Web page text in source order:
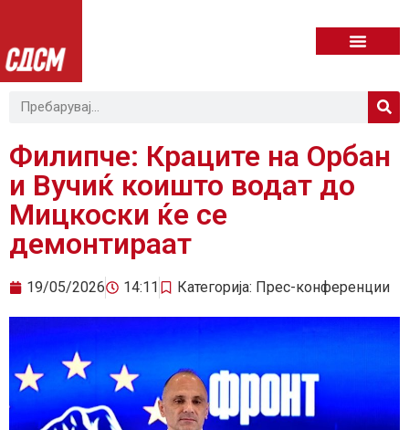
Филипче: Краците на Орбан
и Вучиќ коишто водат до
Мицкоски ќе се
демонтираат
19/05/2026 14:11 Категорија: Прес-конференции